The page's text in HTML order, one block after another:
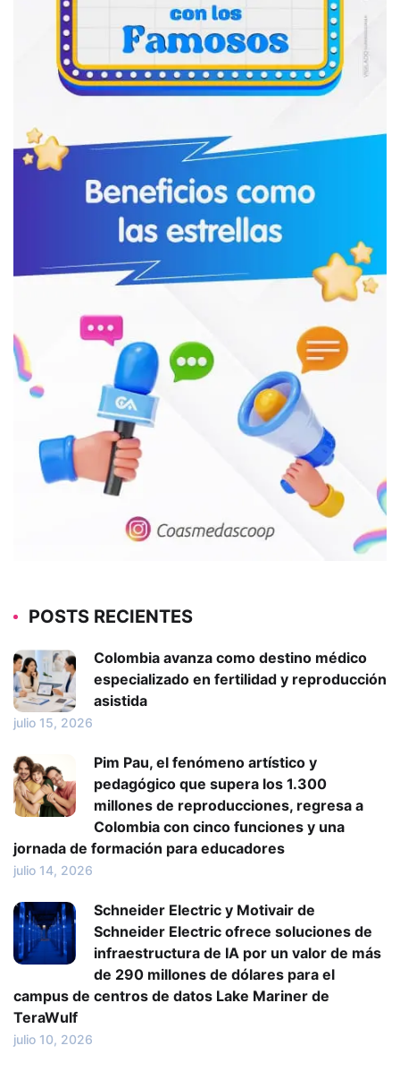
POSTS RECIENTES
Colombia avanza como destino médico
especializado en fertilidad y reproducción
asistida
julio 15, 2026
Pim Pau, el fenómeno artístico y
pedagógico que supera los 1.300
millones de reproducciones, regresa a
Colombia con cinco funciones y una
jornada de formación para educadores
julio 14, 2026
Schneider Electric y Motivair de
Schneider Electric ofrece soluciones de
infraestructura de IA por un valor de más
de 290 millones de dólares para el
campus de centros de datos Lake Mariner de
TeraWulf
julio 10, 2026